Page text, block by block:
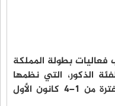
بطولة المملكة
للسكواش لعام 2025 لفئة الذكور، التي نظمها
الاتحاد الأردني للسكواش خلال الفترة من 1–4 كانون الأول